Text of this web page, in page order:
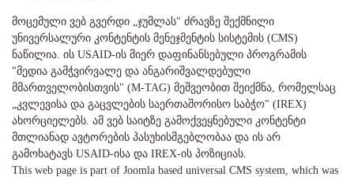
მოცემული ვებ გვერდი „ჯუმლას" ძრავზე შექმნილი
უნივერსალური კონტენტის მენეჯმენტის სისტემის (CMS)
ნაწილია. ის USAID-ის მიერ დაფინანსებული პროგრამის
"მედია გამჭვირვალე და ანგარიშვალდებული
მმართველობისთვის" (M-TAG) მეშვეობით შეიქმნა, რომელსაც
„კვლევისა და გაცვლების საერთაშორისო საბჭო" (IREX)
ახორციელებს. ამ ვებ საიტზე გამოქვეყნებული კონტენტი
მთლიანად ავტორების პასუხისმგებლობაა და ის არ
გამოხატავს USAID-ისა და IREX-ის პოზიციას.
This web page is part of Joomla based universal CMS system, which was